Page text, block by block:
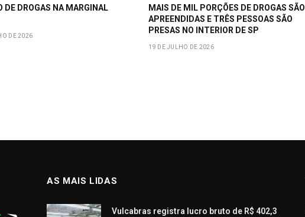
DE DROGAS NA MARGINAL
DE 2026
MAIS DE MIL PORÇÕES DE DROGAS SÃO
APREENDIDAS E TRÊS PESSOAS SÃO
PRESAS NO INTERIOR DE SP
19 DE JULHO DE 2026
AS MAIS LIDAS
Vulcabras registra lucro bruto de R$ 402,3